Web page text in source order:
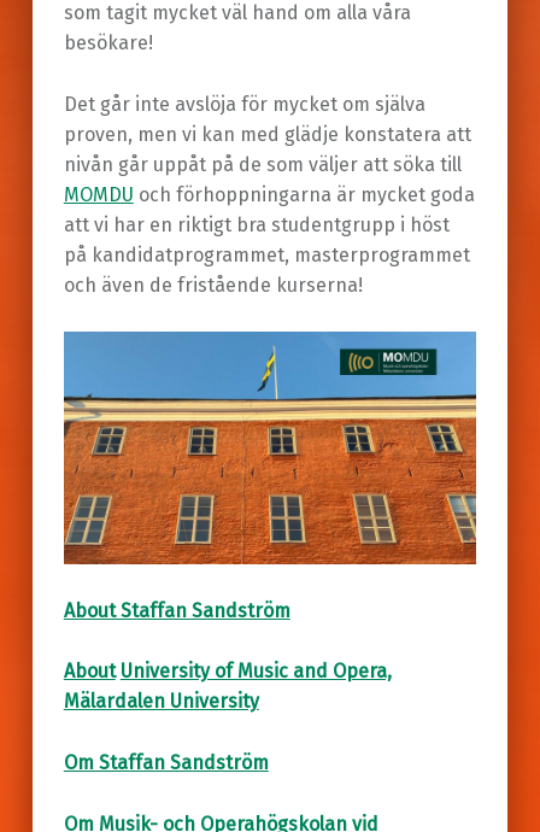
som tagit mycket väl hand om alla våra
besökare!
Det går inte avslöja för mycket om själva
proven, men vi kan med glädje konstatera att
nivån går uppåt på de som väljer att söka till
MOMDU och förhoppningarna är mycket goda
att vi har en riktigt bra studentgrupp i höst
på kandidatprogrammet, masterprogrammet
och även de fristående kurserna!
About Staffan Sandström
About University of Music and Opera,
Mälardalen University
Om Staffan Sandström
Om Musik- och Operahögskolan vid